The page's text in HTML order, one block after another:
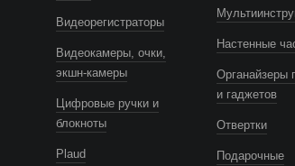
Видеорегистраторы
Видеокамеры, очки,
экшн-камеры
Цифровые ручки и
блокноты
Plaud
Настенные
Органайзеры
и гаджетов
Отвертки
Подарочные